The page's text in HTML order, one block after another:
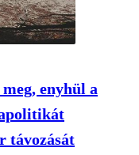
enyhül a
távozását